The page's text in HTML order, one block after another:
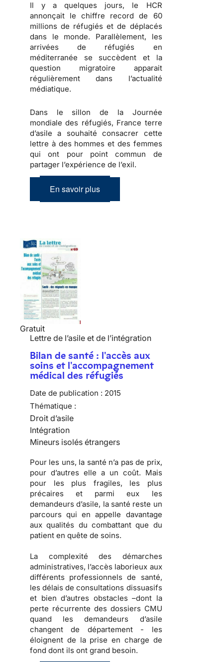
Il y a quelques jours, le HCR
annonçait le chiffre record de 60
millions de réfugiés et de déplacés
dans le monde. Parallèlement, les
arrivées de réfugiés en
méditerranée se succèdent et la
question migratoire apparait
régulièrement dans l’actualité
médiatique.
Dans le sillon de la Journée
mondiale des réfugiés, France terre
d’asile a souhaité consacrer cette
lettre à des hommes et des femmes
qui ont pour point commun de
partager l’expérience de l’exil.
En savoir plus
Gratuit
Lettre de l’asile et de l’intégration
Bilan de santé : l'accès aux
soins et l'accompagnement
médical des réfugiés
Date de publication : 2015
Thématique :
Droit d’asile
Intégration
Mineurs isolés étrangers
Pour les uns, la santé n’a pas de prix,
pour d’autres elle a un coût. Mais
pour les plus fragiles, les plus
précaires et parmi eux les
demandeurs d’asile, la santé reste un
parcours qui en appelle davantage
aux qualités du combattant que du
patient en quête de soins.
La complexité des démarches
administratives, l’accès laborieux aux
différents professionnels de santé,
les délais de consultations dissuasifs
et bien d’autres obstacles –dont la
perte récurrente des dossiers CMU
quand les demandeurs d’asile
changent de département - les
éloignent de la prise en charge de
fond dont ils ont grand besoin.